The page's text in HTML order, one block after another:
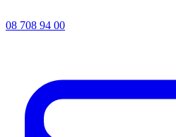
08 708 94 00